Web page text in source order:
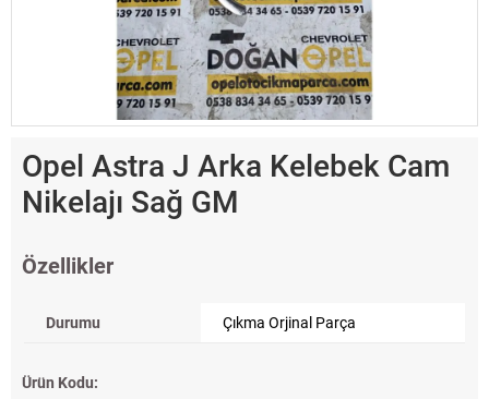
Opel Astra J Arka Kelebek Cam
Nikelajı Sağ GM
Özellikler
Durumu Çıkma Orjinal Parça
Ürün Kodu: